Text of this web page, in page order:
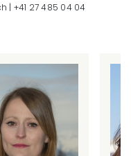
| +41 27 485 04 04